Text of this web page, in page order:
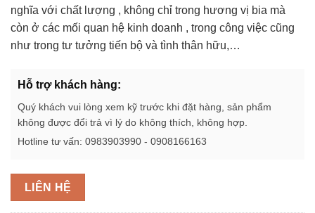
nghĩa với chất lượng , không chỉ trong hương vị bia mà
còn ở các mối quan hệ kinh doanh , trong công việc cũng
như trong tư tưởng tiến bộ và tình thân hữu,…
Hỗ trợ khách hàng:
Quý khách vui lòng xem kỹ trước khi đặt hàng, sản phẩm
không được đổi trả vì lý do không thích, không hợp.
Hotline tư vấn: 0983903990 - 0908166163
LIÊN HỆ